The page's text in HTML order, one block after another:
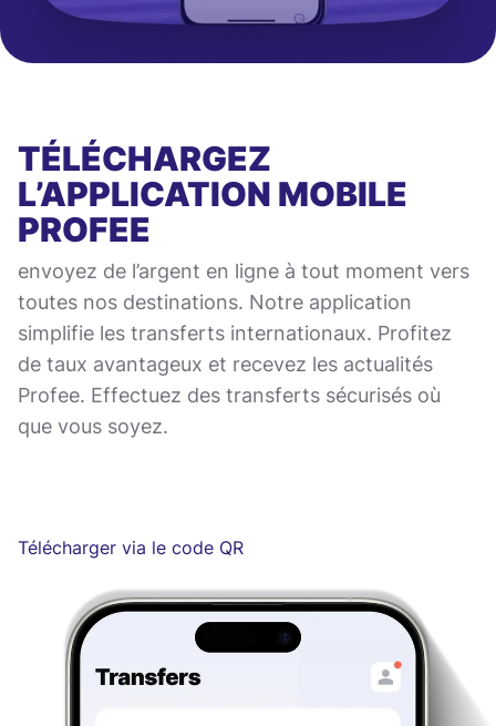
TÉLÉCHARGEZ
L’APPLICATION MOBILE
PROFEE
envoyez de l’argent en ligne à tout moment vers
toutes nos destinations. Notre application
simplifie les transferts internationaux. Profitez
de taux avantageux et recevez les actualités
Profee. Effectuez des transferts sécurisés où
que vous soyez.
Télécharger via le code QR